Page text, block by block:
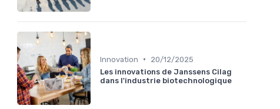
Innovation •
20/12/2025
Les innovations de Janssens Cilag
dans l'industrie biotechnologique